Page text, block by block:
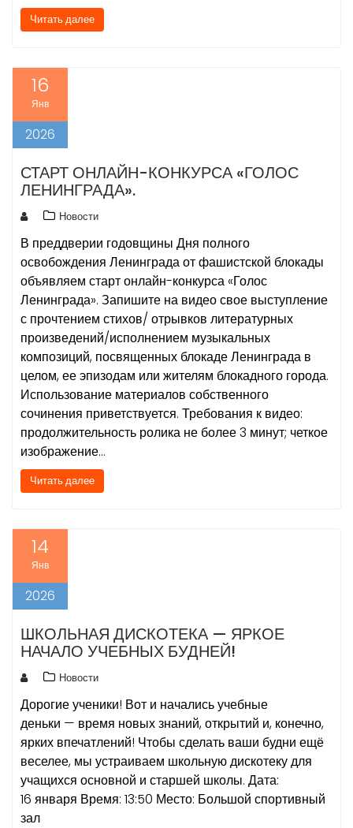
Читать далее
16
Янв
2026
СТАРТ ОНЛАЙН-КОНКУРСА «ГОЛОС
ЛЕНИНГРАДА».
Новости
В преддверии годовщины Дня полного
освобождения Ленинграда от фашистской блокады
объявляем старт онлайн-конкурса «Голос
Ленинграда». Запишите на видео свое выступление
с прочтением стихов/ отрывков литературных
произведений/исполнением музыкальных
композиций, посвященных блокаде Ленинграда в
целом, ее эпизодам или жителям блокадного города.
Использование материалов собственного
сочинения приветствуется. Требования к видео:
продолжительность ролика не более 3 минут; четкое
изображение…
Читать далее
14
Янв
2026
ШКОЛЬНАЯ ДИСКОТЕКА — ЯРКОЕ
НАЧАЛО УЧЕБНЫХ БУДНЕЙ!
Новости
Дорогие ученики! Вот и начались учебные
деньки — время новых знаний, открытий и, конечно,
ярких впечатлений! Чтобы сделать ваши будни ещё
веселее, мы устраиваем школьную дискотеку для
учащихся основной и старшей школы. Дата:
16 января Время: 13:50 Место: Большой спортивный
зал